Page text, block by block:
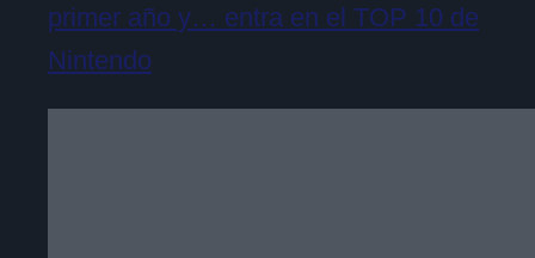
primer año y… entra en el TOP 10 de
Nintendo